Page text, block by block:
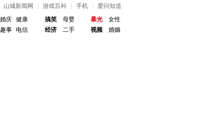
山城新闻网 游戏百科 手机
爱问知道
婚庆 健康
趣事 电信
搞笑
母婴
经济
二手
暴光
女性
视频
婚姻